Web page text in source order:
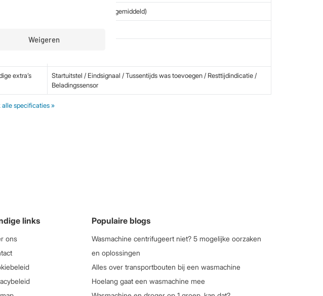
Weigeren
68 dB (veel stiller dan gemiddeld)
extra’s
Startuitstel / Eindsignaal / Tussentijds was toevoegen / Resttijdindicatie /
Beladingssensor
alle specificaties »
links
ons
Populaire blogs
Wasmachine centrifugeert niet? 5 mogelijke oorzaken
en oplossingen
Alles over transportbouten bij een wasmachine
Hoelang gaat een wasmachine mee